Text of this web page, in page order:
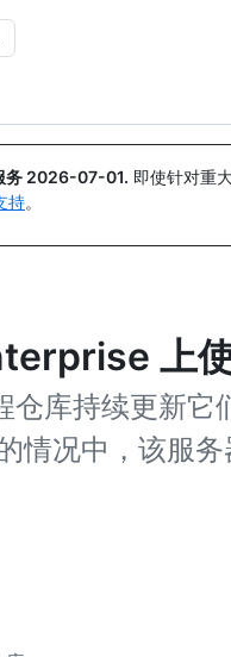
务 2026-07-01. 即使针对重
持。
上
库持续更新它
情况中，该服